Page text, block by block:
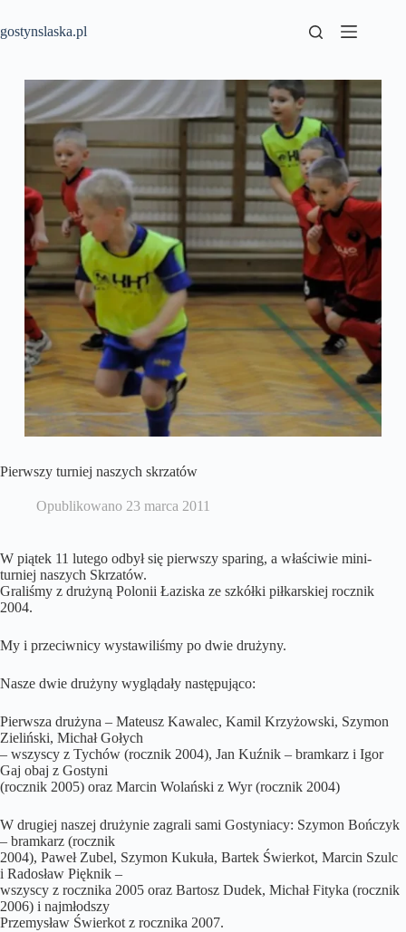
treści
gostynslaska.pl
Pierwszy turniej naszych skrzatów
Opublikowano 23 marca 2011
W piątek 11 lutego odbył się pierwszy sparing, a właściwie mini-
turniej naszych Skrzatów.
Graliśmy z drużyną Polonii Łaziska ze szkółki piłkarskiej rocznik
2004.
My i przeciwnicy wystawiliśmy po dwie drużyny.
Nasze dwie drużyny wyglądały następująco:
Pierwsza drużyna – Mateusz Kawalec, Kamil Krzyżowski, Szymon
Zieliński, Michał Gołych
– wszyscy z Tychów (rocznik 2004), Jan Kuźnik – bramkarz i Igor
Gaj obaj z Gostyni
(rocznik 2005) oraz Marcin Wolański z Wyr (rocznik 2004)
W drugiej naszej drużynie zagrali sami Gostyniacy: Szymon Bończyk
– bramkarz (rocznik
2004), Paweł Zubel, Szymon Kukuła, Bartek Świerkot, Marcin Szulc
i Radosław Pięknik –
wszyscy z rocznika 2005 oraz Bartosz Dudek, Michał Fityka (rocznik
2006) i najmłodszy
Przemysław Świerkot z rocznika 2007.